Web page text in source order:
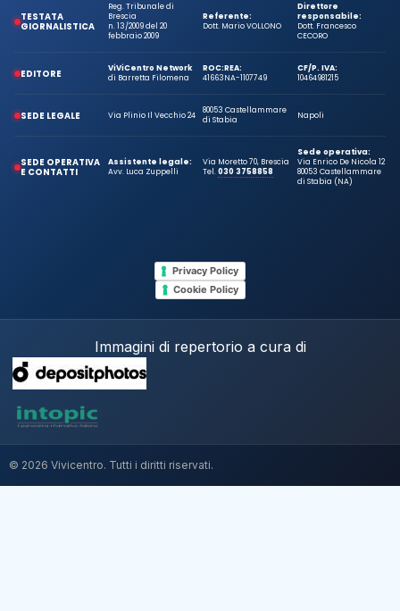
TESTATA
GIORNALISTICA
Reg. Tribunale di
Brescia
n. 13/2009 del 20
febbraio 2009
Referente:
Dott. Mario VOLLONO
Direttore
responsabile:
Dott. Francesco
CECORO
EDITORE
ViViCentro Network
di Barretta Filomena
ROC:
41663
REA:
NA-1107749
CF/P. IVA:
10464981215
SEDE LEGALE Via Plinio Il Vecchio 24
80053 Castellammare
di Stabia
Napoli
SEDE OPERATIVA
E CONTATTI
Assistente legale:
Avv. Luca Zuppelli
Via Moretto 70, Brescia
Tel.030 3758858
Sede operativa:
Via Enrico De Nicola 12
80053 Castellammare
di Stabia (NA)
Privacy Policy
Cookie Policy
Immagini di repertorio a cura di
© 2026 Vivicentro. Tutti i diritti riservati.